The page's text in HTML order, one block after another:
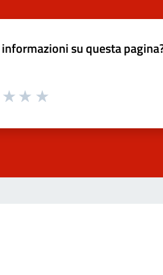
su questa